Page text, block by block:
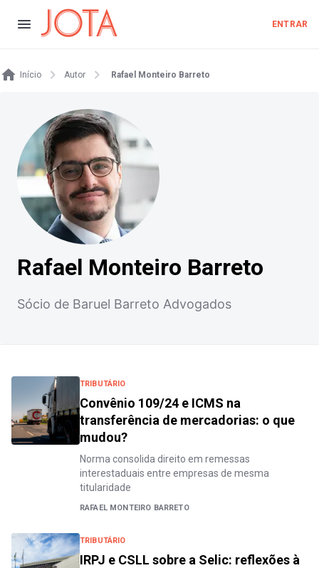
ENTRAR
Início Autor Rafael Monteiro Barreto
Rafael Monteiro Barreto
Sócio de Baruel Barreto Advogados
TRIBUTÁRIO
Convênio 109/24 e ICMS na
transferência de mercadorias: o que
mudou?
Norma consolida direito em remessas
interestaduais entre empresas de mesma
titularidade
RAFAEL MONTEIRO BARRETO
TRIBUTÁRIO
IRPJ e CSLL sobre a Selic: reflexões à